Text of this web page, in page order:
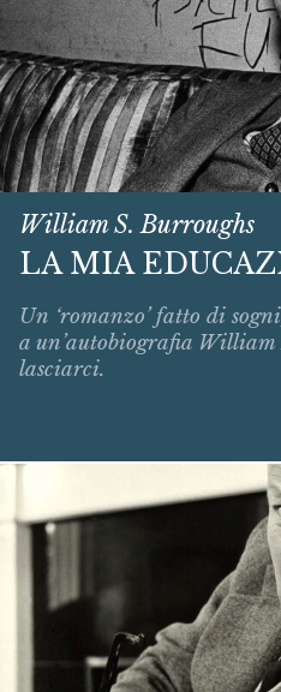
William S. Burroughs
LA MIA
Un ‘romanzo’ fatto di
a un’autobiografia William
lasciarci.